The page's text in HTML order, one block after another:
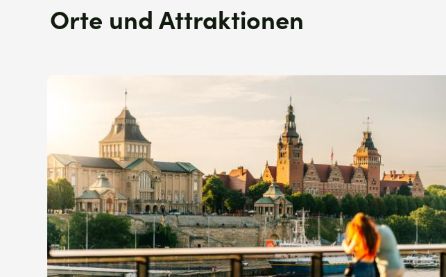
Orte und Attraktionen